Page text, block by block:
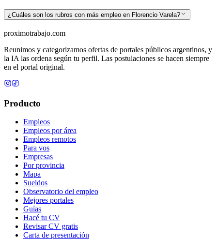
¿Cuáles son los rubros con más empleo en Florencio Varela?
proximotrabajo.com
Reunimos y categorizamos ofertas de portales públicos argentinos, y
la IA las ordena según tu perfil. Las postulaciones se hacen siempre
en el portal original.
Producto
Empleos
Empleos por área
Empleos remotos
Para vos
Empresas
Por provincia
Mapa
Sueldos
Observatorio del empleo
Mejores portales
Guías
Hacé tu CV
Revisar CV gratis
Carta de presentación